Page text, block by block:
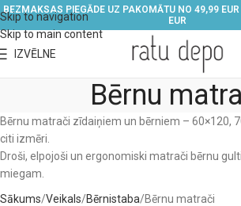
Skip to navigation
Skip to main content
BEZMAKSAS PIEGĀDE UZ PAKOMĀTU NO 49,99
EUR
IZVĒLNE
Bērnu
Bērnu matrači zīdaiņiem un bērniem – 60×120,
citi izmēri.
Droši, elpojoši un ergonomiski matrači bērnu
miegam.
Sākums Veikals Bērnistaba Bērnu matrači